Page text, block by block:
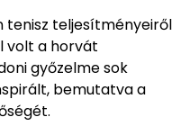
tenisz teljesítményeiről
volt a horvát
győzelme sok
bemutatva a